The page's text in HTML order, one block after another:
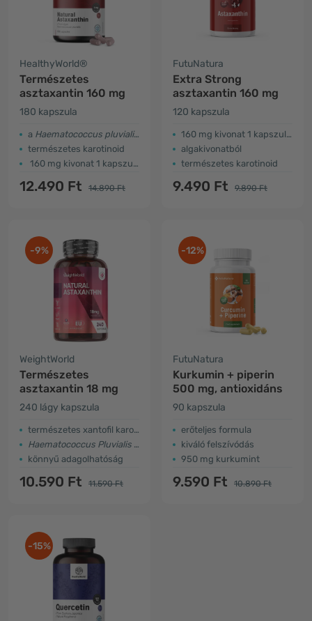
HealthyWorld®
Természetes
asztaxantin 160 mg
180 kapszula
a Haematococcus pluvialis
algákból
természetes karotinoid
160 mg kivonat 1 kapszulában
12.490 Ft 14.890 Ft
FutuNatura
Extra Strong
asztaxantin​ 160 mg
120 kapszula
​160 mg kivonat 1 kapszulában
algakivonatból
természetes karotinoid
9.490 Ft 9.890 Ft
-9%
WeightWorld
Természetes
asztaxantin 18 mg
240 lágy kapszula
természetes xantofil karotinoid
Haematococcus Pluvialis
könnyű adagolhatóság
10.590 Ft 11.590 Ft
-12%
FutuNatura
Kurkumin + piperin
500 mg, antioxidáns
90 kapszula
erőteljes formula
kiváló felszívódás
950 mg kurkumint
9.590 Ft 10.890 Ft
-15%